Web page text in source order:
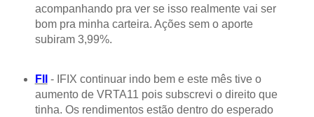
acompanhando pra ver se isso realmente vai ser
bom pra minha carteira. Ações sem o aporte
subiram 3,99%.
FII
- IFIX continuar indo bem e este mês tive o
aumento de VRTA11 pois subscrevi o direito que
tinha. Os rendimentos estão dentro do esperado